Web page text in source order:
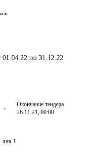
01.04.22 по 31.12.22
Окончание тендера
26.11.21, 00:00
янв 1